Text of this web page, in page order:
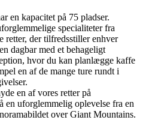
en kapacitet på 75 pladser.
specialiteter fra
retter, der tilfredsstiller enhver
dagbar med et behageligt
hvor du kan planlægge kaffe
en af ​​de mange ture rundt i
en af ​​vores retter på
en uforglemmelig oplevelse fra en
over Giant Mountains.